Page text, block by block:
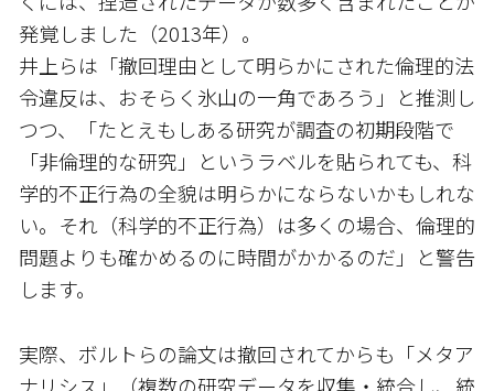
発覚しました（2013年）。
井上らは「撤回理由として明らかにされた倫理的法
令違反は、おそらく氷山の一角であろう」と推測し
つつ、「たとえもしある研究が調査の初期段階で
「非倫理的な研究」というラベルを貼られても、科
学的不正行為の全貌は明らかにならないかもしれな
い。それ（科学的不正行為）は多くの場合、倫理的
問題よりも確かめるのに時間がかかるのだ」と警告
します。
実際、ボルトらの論文は撤回されてからも「メタア